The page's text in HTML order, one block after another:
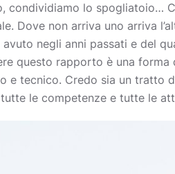
condividiamo lo spogliatoio…
Dove non arriva uno arriva
negli anni passati e del
questo rapporto è una forma
e tecnico. Credo sia un tratto
le competenze e tutte le